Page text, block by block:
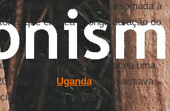
facilidade de transporte, somada à
que explica a longa duração do
continente, nunca aconteceu uma
para Uganda, que passava
o vírus, a resposta da